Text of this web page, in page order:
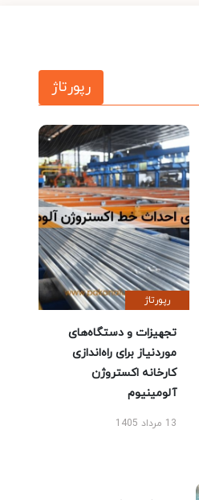
رپورتاژ
رپورتاژ
تجهیزات و دستگاه‌های
موردنیاز برای راه‌اندازی
کارخانه اکستروژن
آلومینیوم
13 مرداد 1405